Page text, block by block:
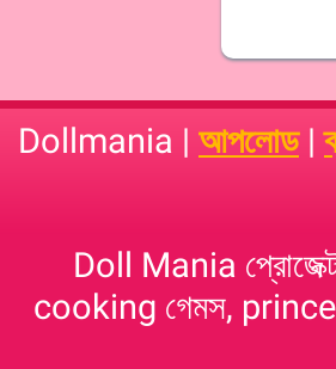
Dollmania | আপলোড|
Doll Mania
cooking গেমস,